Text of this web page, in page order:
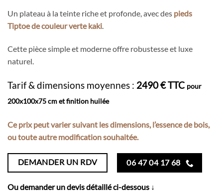
Un plateau à la teinte riche et profonde, avec des pieds
Tiptoe de couleur verte kaki.
Cette pièce simple et moderne offre robustesse et luxe
naturel.
Tarif & dimensions moyennes : 2490 € TTC pour
200x100x75 cm et finition huilée
Ce prix peut varier suivant les dimensions, l’essence de bois,
ou toute autre modification souhaitée.
DEMANDER UN RDV 06 47 04 17 68
Ou demander un devis détaillé ci-dessous ↓